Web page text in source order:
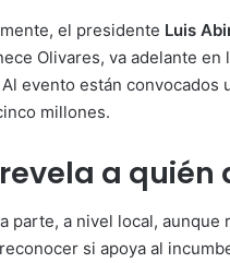
el presidente Luis
Olivares, va adelante
Al evento están
millones.
a
parte, a nivel local,
si apoya al